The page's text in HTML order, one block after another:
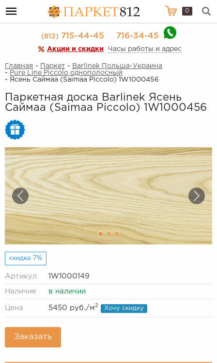
0
(812)715-44-45 716-34-45
Акции и скидки Часы работы и адрес
Главная - Паркет - Barlinek Польша-Украина
- Pure Line Piccolo однополосный
- Ясень Саймаа (Saimaa Piccolo) 1W1000456
Паркетная доска Barlinek Ясень
Саймаа (Saimaa Piccolo) 1W1000456
скидка 7%
Артикул 1W1000149
Наличие в наличии
Цена 5450 руб./м2 Хочу скидку
Заказать